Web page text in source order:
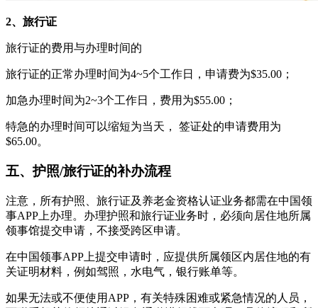
2、旅行证
旅行证的费用与办理时间的
旅行证的正常办理时间为4~5个工作日，申请费为$35.00；
加急办理时间为2~3个工作日，费用为$55.00；
特急的办理时间可以缩短为当天， 签证处的申请费用为
$65.00。
五、护照/旅行证的补办流程
注意，所有护照、旅行证及养老金资格认证业务都需在中国领
事APP上办理。办理护照和旅行证业务时，必须向居住地所属
领事馆提交申请，不接受跨区申请。
在中国领事APP上提交申请时，应提供所属领区内居住地的有
关证明材料，例如驾照，水电气，银行账单等。
如果无法或不便使用APP，有关特殊困难或紧急情况的人员，